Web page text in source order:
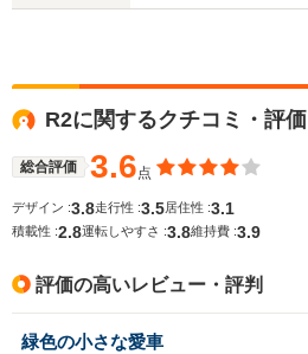
WLTCモード
燃費
R2に関するクチコミ・評価
総合評価 3.6点
デザイン :3.8走行性 :3.5 居住性 :3.1
積載性 :2.8運転しやすさ :3.8維持費 :3.9
評価の高いレビュー・評判
緑色の小さな愛車